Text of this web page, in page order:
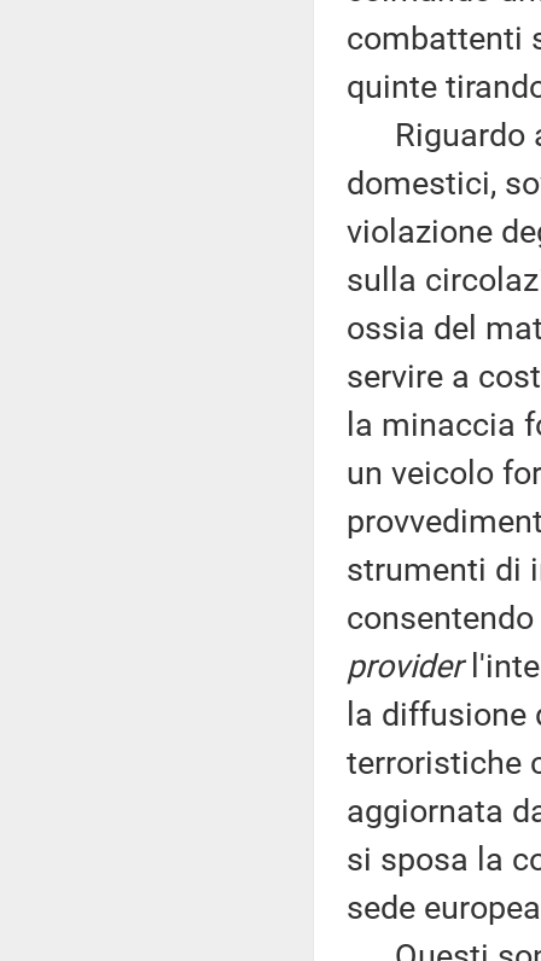
combattenti
quinte
Riguardo
domestici,
violazione
sulla
ossia del
servire a
la minaccia
un veicolo
strumenti di
provider
la
terroristiche
aggiornata
si sposa la
sede